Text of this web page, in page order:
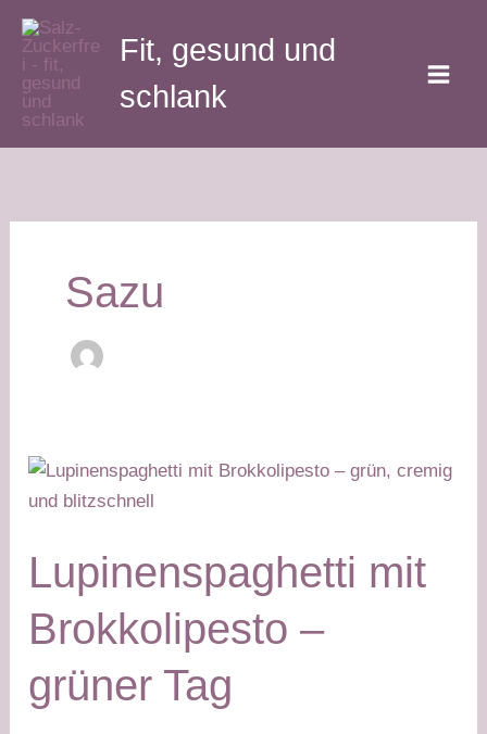
Zum
Inhalt
springen
Fit, gesund und
schlank
Sazu
Lupinenspaghetti mit
Brokkolipesto –
grüner Tag